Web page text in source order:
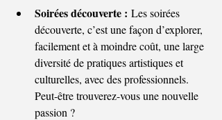
Soirées découverte : Les soirées
découverte, c’est une façon d’explorer,
facilement et à moindre coût, une large
diversité de pratiques artistiques et
culturelles, avec des professionnels.
Peut-être trouverez-vous une nouvelle
passion ?